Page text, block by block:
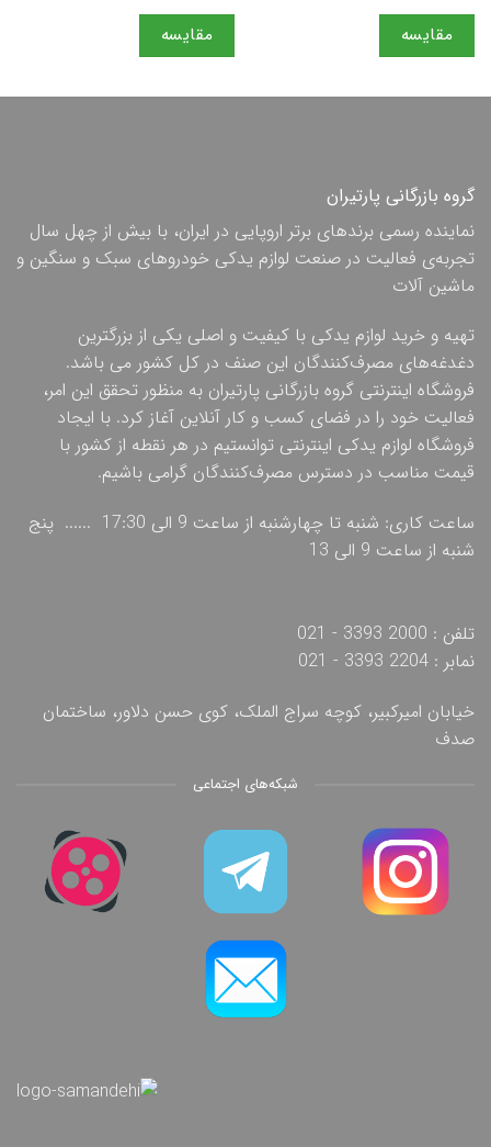
مقایسه مقایسه
گروه بازرگانی پارتیران
نماینده رسمی برندهای برتر اروپایی در ایران، با بیش از چهل سال
تجربه‌ی فعالیت در صنعت لوازم یدکی خودروهای سبک و سنگین و
ماشین آلات
تهیه و خرید لوازم یدکی با کیفیت و اصلی یکی از بزرگترین
دغدغه‌های مصرف‌کنندگان این صنف در کل کشور می باشد.
فروشگاه اینترنتی گروه بازرگانی پارتیران به منظور تحقق این امر،
فعالیت خود را در فضای کسب و کار آنلاین آغاز کرد. با ایجاد
فروشگاه لوازم یدکی اینترنتی توانستیم در هر نقطه از کشور با
قیمت مناسب در دسترس مصرف‌کنندگان گرامی باشیم.
ساعت کاری: شنبه تا چهارشنبه از ساعت 9 الی 17:30 ...... پنج
شنبه از ساعت 9 الی 13
تلفن : 2000 3393 - 021
نمابر : 2204 3393 - 021
خیابان امیرکبیر، کوچه سراج الملک، کوی حسن دلاور، ساختمان
صدف
شبکه‌های اجتماعی